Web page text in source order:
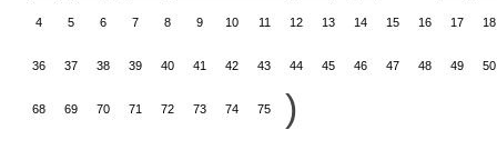
4 5 6 7 8 9 10 11 12 13 14 15 16 17 18
36 37 38 39 40 41 42 43 44 45 46 47 48 49 50
68 69 70 71 72 73 74 75
)